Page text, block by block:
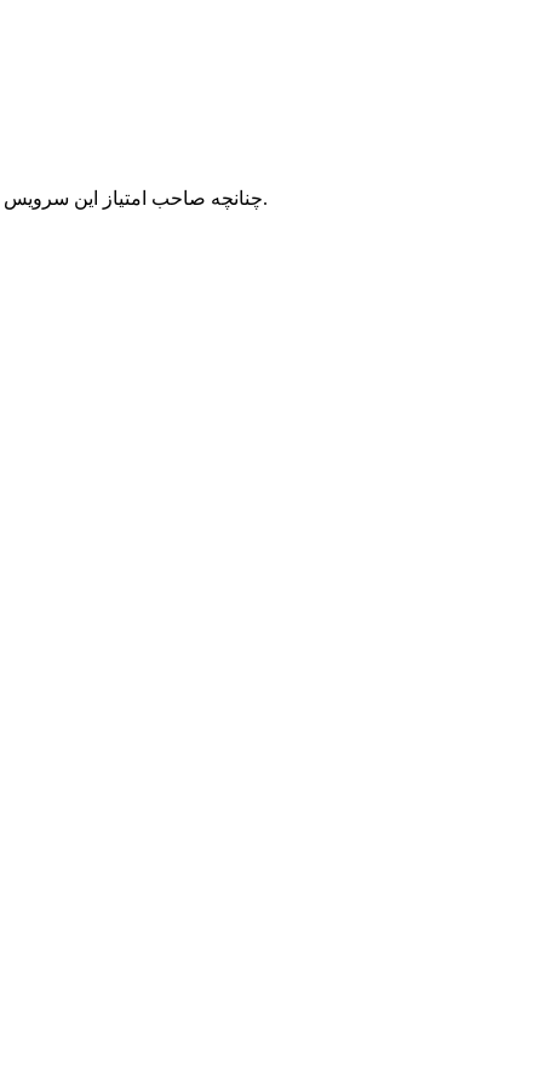
چنانچه صاحب امتیاز اینبا شرکت سرورپارس تماس حاصل نمایید.